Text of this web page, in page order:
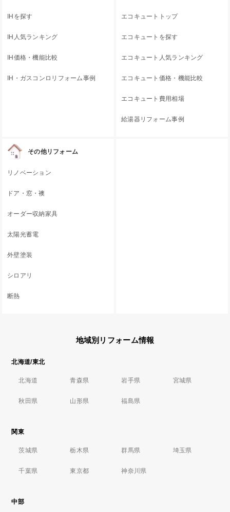
IHを探す
IH人気ランキング
IH価格・機能比較
IH・ガスコンロリフォーム事例
エコキュートトップ
エコキュートを探す
エコキュート人気ランキング
エコキュート価格・機能比較
エコキュート費用相場
給湯器リフォーム事例
その他リフォーム
リノベーション
ドア・窓・襖
オーダー収納家具
太陽光蓄電
外壁塗装
シロアリ
断熱
地域別リフォーム情報
北海道/東北
北海道 青森県 岩手県 宮城県
秋田県 山形県 福島県
関東
茨城県 栃木県 群馬県 埼玉県
千葉県 東京都 神奈川県
中部